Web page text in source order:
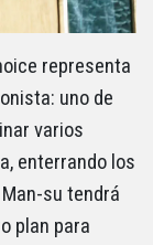
representa
uno de
varios
enterrando los
su tendrá
plan para